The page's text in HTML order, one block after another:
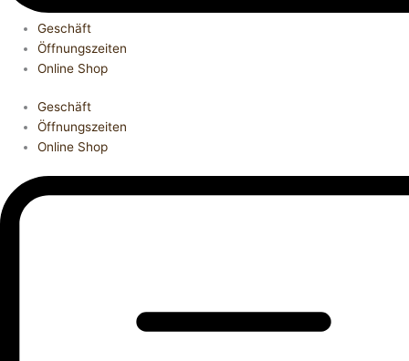
Geschäft
Öffnungszeiten
Online Shop
Geschäft
Öffnungszeiten
Online Shop